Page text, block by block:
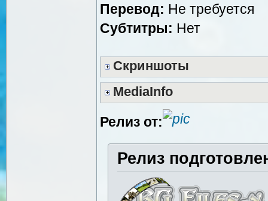
Перевод: Не требуется
Субтитры: Нет
Скриншоты
MediaInfo
Релиз от:
Релиз